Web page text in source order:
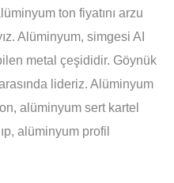
ton fiyatını arzu
Alüminyum, simgesi AI
metal çeşididir. Göynük
lideriz. Alüminyum
alüminyum sert kartel
alüminyum profil